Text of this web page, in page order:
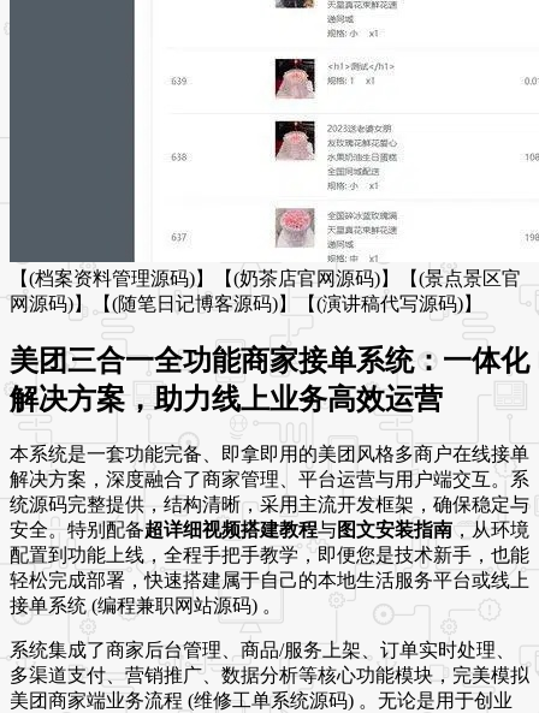
【(档案资料管理源码)】【(奶茶店官网源码)】【(景点景区官
网源码)】【(随笔日记博客源码)】【(演讲稿代写源码)】
美团三合一全功能商家接单系统：一体化
解决方案，助力线上业务高效运营
本系统是一套功能完备、即拿即用的美团风格多商户在线接单
解决方案，深度融合了商家管理、平台运营与用户端交互。系
统源码完整提供，结构清晰，采用主流开发框架，确保稳定与
安全。特别配备超详细视频搭建教程与图文安装指南，从环境
配置到功能上线，全程手把手教学，即便您是技术新手，也能
轻松完成部署，快速搭建属于自己的本地生活服务平台或线上
接单系统 (编程兼职网站源码) 。
系统集成了商家后台管理、商品/服务上架、订单实时处理、
多渠道支付、营销推广、数据分析等核心功能模块，完美模拟
美团商家端业务流程 (维修工单系统源码) 。无论是用于创业